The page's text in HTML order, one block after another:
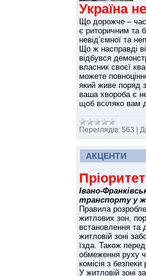
Україна
Що дорожче –
є риторичним та
невід’ємної та
Що ж насправді
відбувся
власник своєї
можете
який живе поряд
ваша хвороба є
щоб всіляко вам
Переглядів: 563 |
АКЦЕНТИ
Івано-
транспорту у
Правила
житлових зон,
встановлення та
житловій зоні
їзда. Також
обмеження руху
комісія з безпеки
У житловій зоні